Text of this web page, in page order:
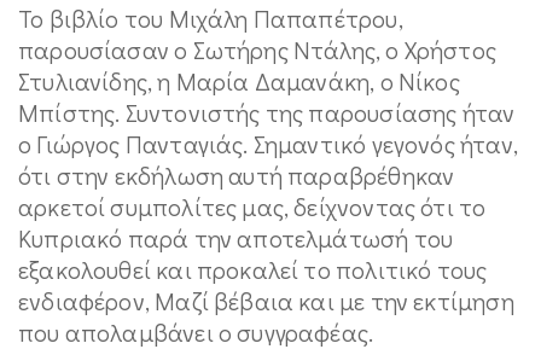
Το βιβλίο του Μιχάλη Παπαπέτρου,
παρουσίασαν ο Σωτήρης Ντάλης, ο Χρήστος
Στυλιανίδης, η Μαρία Δαμανάκη, ο Νίκος
Μπίστης. Συντονιστής της παρουσίασης ήταν
ο Γιώργος Πανταγιάς. Σημαντικό γεγονός ήταν,
ότι στην εκδήλωση αυτή παραβρέθηκαν
αρκετοί συμπολίτες μας, δείχνοντας ότι το
Κυπριακό παρά την αποτελμάτωσή του
εξακολουθεί και προκαλεί το πολιτικό τους
ενδιαφέρον, Μαζί βέβαια και με την εκτίμηση
που απολαμβάνει ο συγγραφέας.